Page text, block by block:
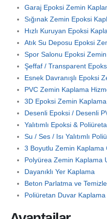
Garaj Epoksi Zemin
Sığınak Zemin Epoksi
Hızlı Kuruyan Epoksi
Atık Su Deposu Epoksi
Spor Salonu Epoksi
Şeffaf / Transparent
Esnek Davranışlı Epoksi
PVC Zemin Kaplama
3D Epoksi Zemin
Desenli Epoksi / Desenli
Yalıtımlı Epoksi &
Su / Ses / Isı Yalıtımlı
3 Boyutlu Zemin Kaplama
Polyürea Zemin Kaplama
Dayanıklı Yer Kaplama
Beton Parlatma ve
Poliüretan Duvar Kaplama